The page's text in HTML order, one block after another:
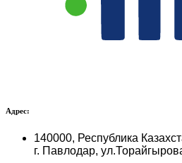
Адрес:
140000, Республика
г. Павлодар,